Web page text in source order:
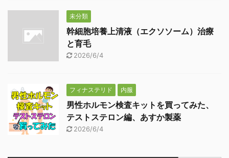
未分類
幹細胞培養上清液（エクソソーム）治療
と育毛
2026/6/4
フィナステリド 内服
男性ホルモン検査キットを買ってみた、
テストステロン編、あすか製薬
2026/6/4